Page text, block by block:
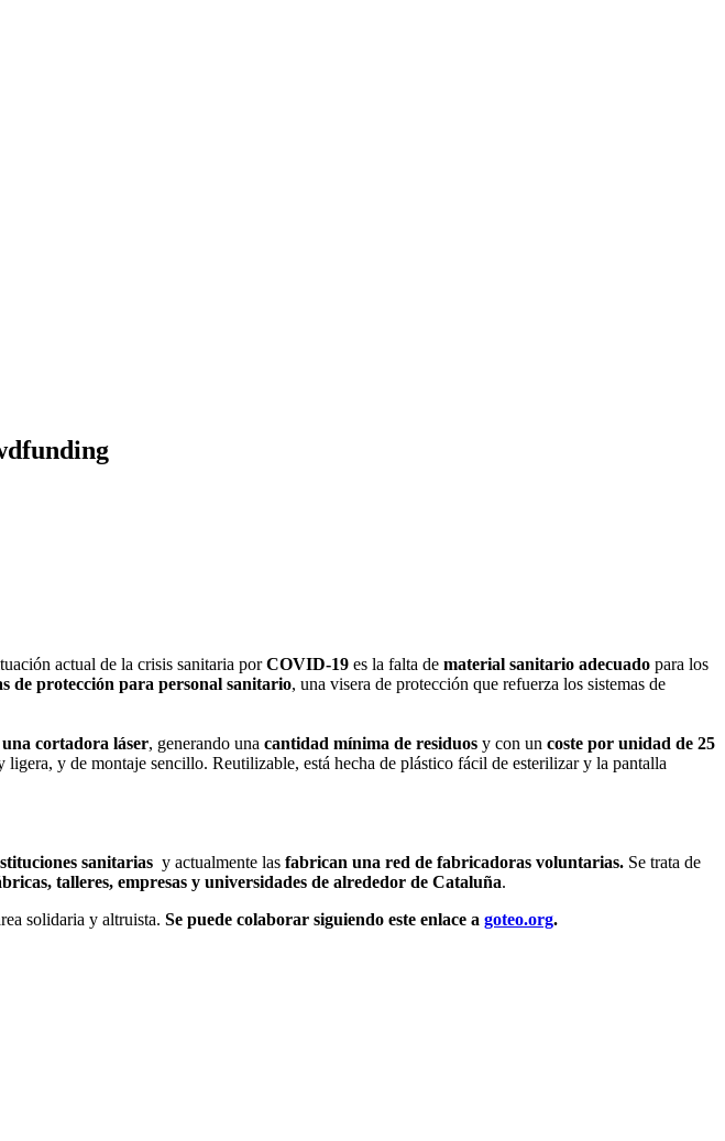
actual de la crisis sanitaria porCOVID-19 es la falta de material sanitario adecuado para los
de protección para personal sanitario, una visera de protección que refuerza los sistemas de
una cortadora láser, generando una cantidad mínima de residuos y con un coste por unidad de 25
y de montaje sencillo. Reutilizable, está hecha de plástico fácil de esterilizar y la pantalla
sanitarias y actualmente las fabrican una red de fabricadoras voluntarias. Se trata de
talleres, empresas y universidades de alrededor de Cataluña.
solidaria y altruista. Se puede colaborar siguiendo este enlace a goteo.org.